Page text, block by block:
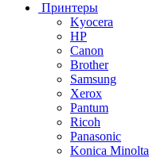
Принтеры
Kyocera
HP
Canon
Brother
Samsung
Xerox
Pantum
Ricoh
Panasonic
Konica Minolta